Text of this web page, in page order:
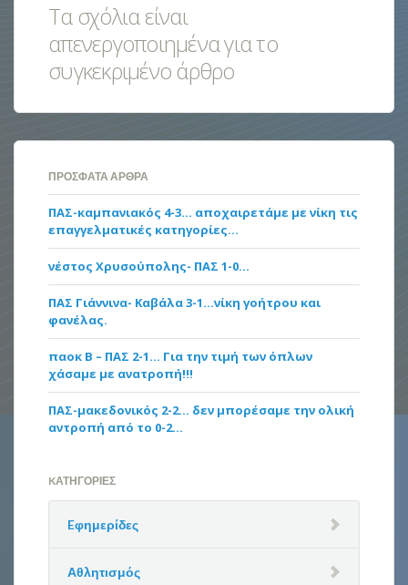
Τα σχόλια είναι
απενεργοποιημένα για το
συγκεκριμένο άρθρο
ΠΡΌΣΦΑΤΑ ΆΡΘΡΑ
ΠΑΣ-καμπανιακός 4-3… αποχαιρετάμε με νίκη τις
επαγγελματικές κατηγορίες…
νέστος Χρυσούπολης- ΠΑΣ 1-0…
ΠΑΣ Γιάννινα- Καβάλα 3-1…νίκη γοήτρου και
φανέλας.
παοκ Β – ΠΑΣ 2-1… Για την τιμή των όπλων
χάσαμε με ανατροπή!!!
ΠΑΣ-μακεδονικός 2-2… δεν μπορέσαμε την ολική
αντροπή από το 0-2…
KΑΤΗΓΟΡΊΕΣ
Eφημερίδες
Αθλητισμός